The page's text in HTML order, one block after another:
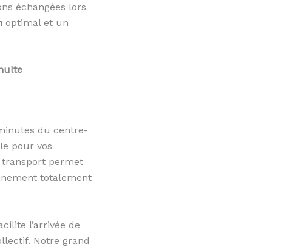
échangées lors
optimal et un
du centre-
pour vos
transport permet
totalement
l’arrivée de
Notre grand